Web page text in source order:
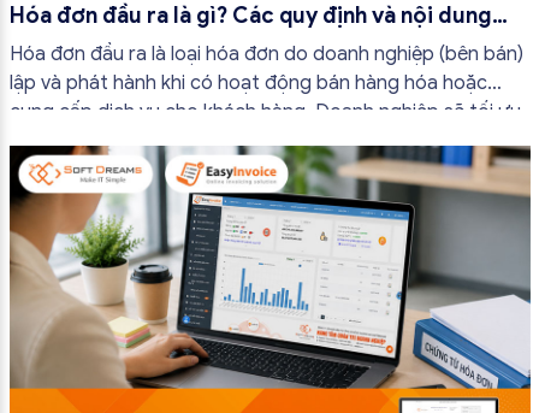
Hóa đơn đầu ra là gì? Các quy định và nội dung
bắt buộc mới nhất
Hóa đơn đầu ra là loại hóa đơn do doanh nghiệp (bên bán)
lập và phát hành khi có hoạt động bán hàng hóa hoặc
cung cấp dịch vụ cho khách hàng. Doanh nghiệp sẽ tối ưu
quy trình vận hành và tránh được những án phạt hành
chính không đáng có nếu nắm rõ […]